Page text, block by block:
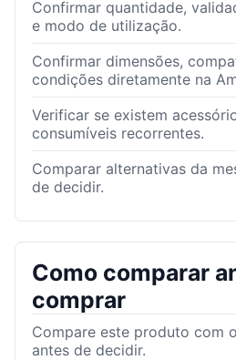
Confirmar quantidade,
e modo de utilização.
Confirmar dimensões,
condições diretamente na
Verificar se existem
consumíveis recorrentes.
Comparar alternativas da
de decidir.
Como comparar
comprar
Compare este produto com
antes de decidir.